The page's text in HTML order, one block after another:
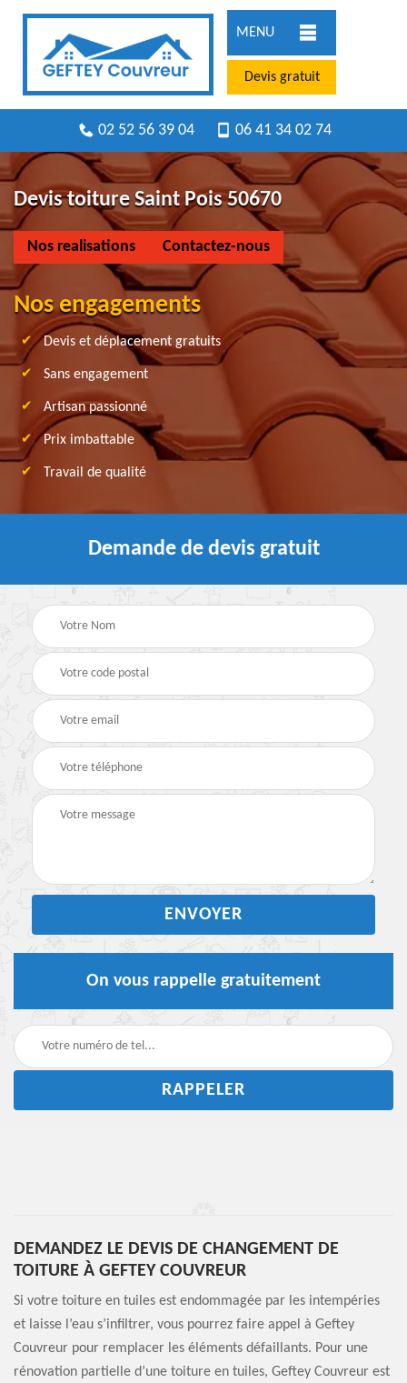
MENU
Devis gratuit
02 52 56 39 04 06 41 34 02 74
Devis toiture Saint Pois 50670
Nos realisations Contactez-nous
Nos engagements
Devis et déplacement gratuits
Sans engagement
Artisan passionné
Prix imbattable
Travail de qualité
Demande de devis gratuit
On vous rappelle gratuitement
DEMANDEZ LE DEVIS DE CHANGEMENT DE
TOITURE À GEFTEY COUVREUR
Si votre toiture en tuiles est endommagée par les intempéries
et laisse l’eau s’infiltrer, vous pourrez faire appel à Geftey
Couvreur pour remplacer les éléments défaillants. Pour une
rénovation partielle d’une toiture en tuiles, Geftey Couvreur est